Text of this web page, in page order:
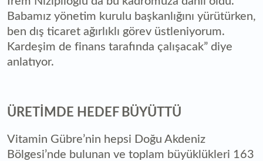
Babamız yönetim kurulu başkanlığını yürütürken,
ben dış ticaret ağırlıklı görev üstleniyorum.
Kardeşim de finans tarafında çalışacak” diye
anlatıyor.
ÜRETİMDE HEDEF BÜYÜTTÜ
Vitamin Gübre’nin hepsi Doğu Akdeniz
Bölgesi’nde bulunan ve toplam büyüklükleri 163